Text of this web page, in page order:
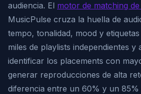
audiencia. El motor de matching
MusicPulse cruza la huella de
tempo, tonalidad, mood y
miles de playlists independientes y
identificar los placements con
generar reproducciones de alta
diferencia entre un 60% y un 85%